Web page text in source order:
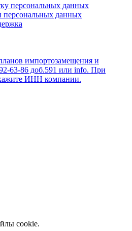
персональных данных
персональных данных
импортозамещения и
63-86 доб.591 или info. При
ИНН компании.
cookie.